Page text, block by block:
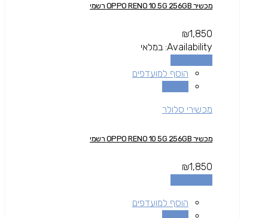
מכשיר OPPO RENO 10 5G 256GB רשמי
₪1,850
Availability: במלאי
הוסף למועדפים
מכשירי סלולר
מכשיר OPPO RENO 10 5G 256GB רשמי
₪1,850
הוסף למועדפים